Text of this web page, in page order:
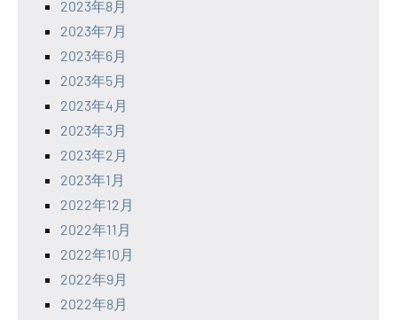
2023年8月
2023年7月
2023年6月
2023年5月
2023年4月
2023年3月
2023年2月
2023年1月
2022年12月
2022年11月
2022年10月
2022年9月
2022年8月